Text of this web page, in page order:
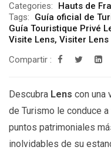
Categories: Hauts de
Tags:
Guía oficial de
Guía Touristique Privé
Visite Lens, Visiter Lens
Compartir :
Descubra Lens con una
de Turismo le conduce
puntos patrimoniales
inolvidables de su